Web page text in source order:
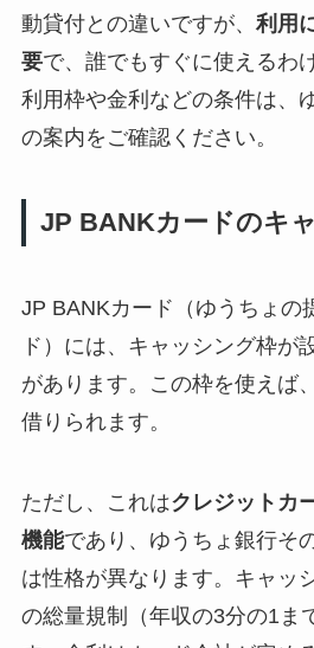
動貸付との違いですが、 利用
要で、誰でもすぐに使えるわ
利用枠や金利などの条件は、
の案内をご確認ください。
JP BANKカードのキ
JP BANKカード（ゆうちょの
ド）には、キャッシング枠が
があります。この枠を使えば
借りられます。
ただし、これはクレジットカ
機能であり、ゆうちょ銀行そ
は性格が異なります。キャッ
の総量規制（年収の3分の1ま